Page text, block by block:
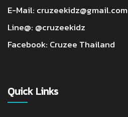
E-Mail: cruzeekidz@gmail.com
Line@: @cruzeekidz
Facebook: Cruzee Thailand
Quick Links